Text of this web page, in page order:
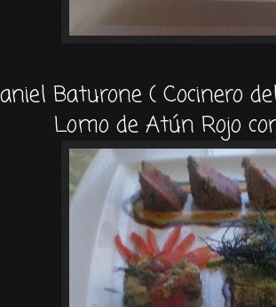
Baturone ( Cocinero
Lomo de Atún Rojo